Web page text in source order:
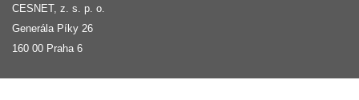
CESNET, z. s. p. o.
Generála Píky 26
160 00 Praha 6